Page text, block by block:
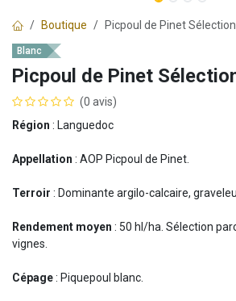
Boutique Picpoul de Pinet
Blanc
Picpoul de Pinet
(0 avis)
Région : Languedoc
Appellation : AOP Picpoul de Pinet.
Terroir : Dominante argilo-calcaire,
Rendement moyen : 50 hl/ha. Sélection
vignes.
Cépage: Piquepoul blanc.